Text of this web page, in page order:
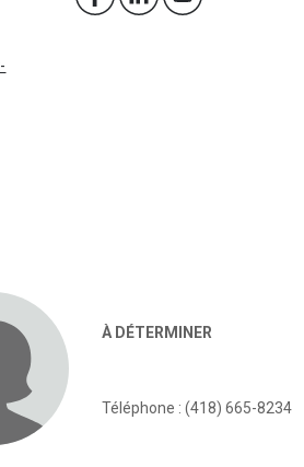
À DÉTERMINER
Téléphone : (418) 665-8234